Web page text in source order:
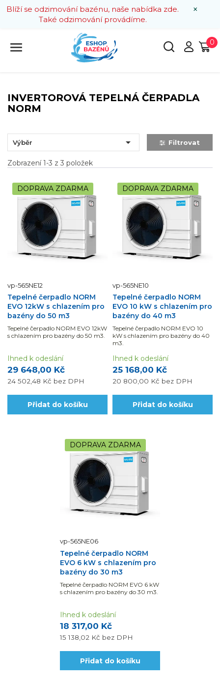
×
Blíží se odzimování bazénu, naše nabídka zde.
Také odzimování provádíme.
0
INVERTOROVÁ TEPELNÁ ČERPADLA
NORM
Výběr  Filtrovat
Zobrazení 1-3 z 3 položek
DOPRAVA ZDARMA
vp-565NE12
Tepelné čerpadlo NORM
EVO 12kW s chlazením pro
bazény do 50 m3
Tepelné čerpadlo NORM EVO 12kW
s chlazením pro bazény do 50 m3.
29 648,00 Kč
24 502,48 Kč bez DPH
Ihned k odeslání
Přidat do košíku
DOPRAVA ZDARMA
vp-565NE10
Tepelné čerpadlo NORM
EVO 10 kW s chlazením pro
bazény do 40 m3
Tepelné čerpadlo NORM EVO 10
kW s chlazením pro bazény do 40
m3.
25 168,00 Kč
20 800,00 Kč bez DPH
Ihned k odeslání
Přidat do košíku
DOPRAVA ZDARMA
vp-565NE06
Tepelné čerpadlo NORM
EVO 6 kW s chlazením pro
bazény do 30 m3
Tepelné čerpadlo NORM EVO 6 kW
s chlazením pro bazény do 30 m3.
18 317,00 Kč
15 138,02 Kč bez DPH
Ihned k odeslání
Přidat do košíku